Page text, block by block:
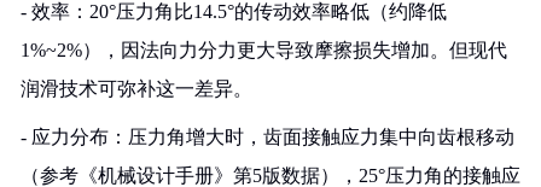
- 效率：20°压力角比14.5°的传动效率略低（约降低
1%~2%），因法向力分力更大导致摩擦损失增加。但现代
润滑技术可弥补这一差异。
- 应力分布：压力角增大时，齿面接触应力集中向齿根移动
（参考《机械设计手册》第5版数据），25°压力角的接触应